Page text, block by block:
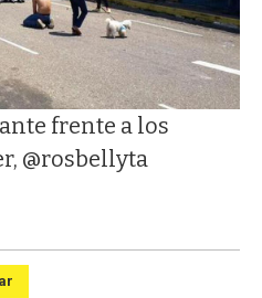
frente a los
@rosbellyta